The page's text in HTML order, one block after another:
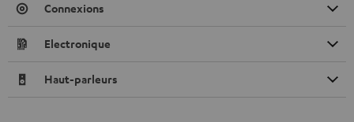
Connexions
Electronique
Haut-parleurs